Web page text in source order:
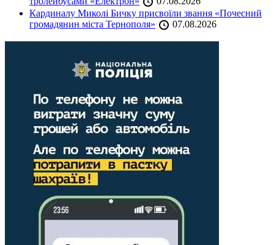
Кардиналу Миколі Бичку присвоїли звання «Почесний
громадянин міста Тернополя»
07.08.2026